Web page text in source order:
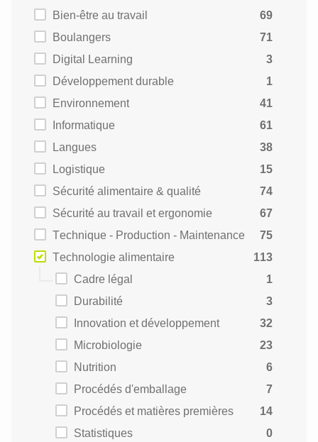
Bien-être au travail
69
Boulangers
71
Digital Learning
3
Développement durable
1
Environnement
41
Informatique
61
Langues
38
Logistique
15
Sécurité alimentaire & qualité
74
Sécurité au travail et ergonomie
67
Technique - Production - Maintenance
75
Technologie alimentaire
113
Cadre légal
1
Durabilité
3
Innovation et développement
32
Microbiologie
23
Nutrition
6
Procédés d'emballage
7
Procédés et matières premières
14
Statistiques
0